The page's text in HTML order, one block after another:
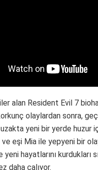
alan Resident Evil 7
olaylardan sonra,
uzakta yeni bir yerde huzur
eşi Mia ile yepyeni bir
hayatlarını kurdukları
daha çalıyor.